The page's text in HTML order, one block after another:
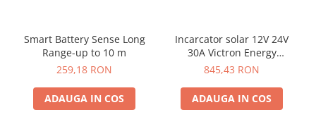
Smart Battery Sense Long
Range-up to 10 m
259,18 RON
ADAUGA IN COS
Incarcator solar 12V 24V
30A Victron Energy
SmartSolar MPPT 100/30
845,43 RON
ADAUGA IN COS